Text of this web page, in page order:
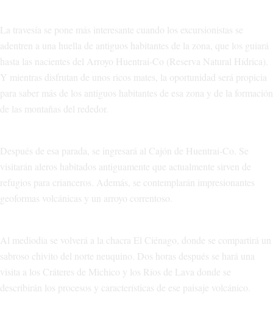
La travesía se pone más interesante cuando los excursionistas se
adentren a una huella de antiguos habitantes de la zona, que los guiará
hasta las nacientes del Arroyo Huentrai-Co (Reserva Natural Hídrica).
Y mientras disfrutan de unos ricos mates, la oportunidad será propicia
para saber más de los antiguos habitantes de esa zona y de la formación
de las montañas del rededor.
Después de esa parada, se ingresará al Cajón de Huentrai-Co. Se
visitarán aleros habitados antiguamente que actualmente sirven de
refugios para crianceros. Además, se contemplarán impresionantes
geoformas volcánicas y un arroyo correntoso.
Al mediodía se volverá a la chacra El Ciénago, donde se compartirá un
sabroso chivito del norte neuquino. Dos horas después se hará una
visita a los Cráteres de Michico y los Ríos de Lava donde se
describirán los procesos y características de ese paisaje volcánico.